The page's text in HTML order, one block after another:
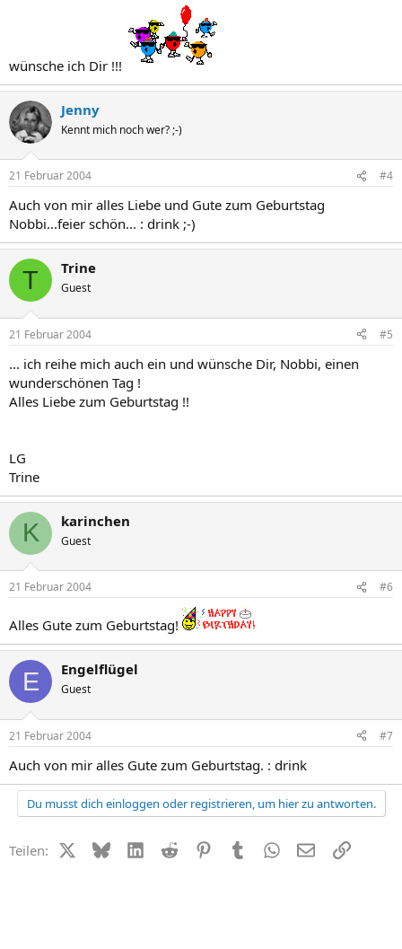
wünsche ich Dir !!!
Jenny
Kennt mich noch wer? ;-)
21 Februar 2004 #4
Auch von mir alles Liebe und Gute zum Geburtstag
Nobbi...feier schön... : drink ;-)
T Trine
Guest
21 Februar 2004 #5
... ich reihe mich auch ein und wünsche Dir, Nobbi, einen
wunderschönen Tag !
Alles Liebe zum Geburtstag !!
LG
Trine
K karinchen
Guest
21 Februar 2004 #6
Alles Gute zum Geburtstag!
E Engelflügel
Guest
21 Februar 2004 #7
Auch von mir alles Gute zum Geburtstag. : drink
Du musst dich einloggen oder registrieren, um hier zu antworten.
Teilen: X (Twitter)
BlueskyLinkedIn
Reddit PinterestTumblr WhatsApp
E-MailLink